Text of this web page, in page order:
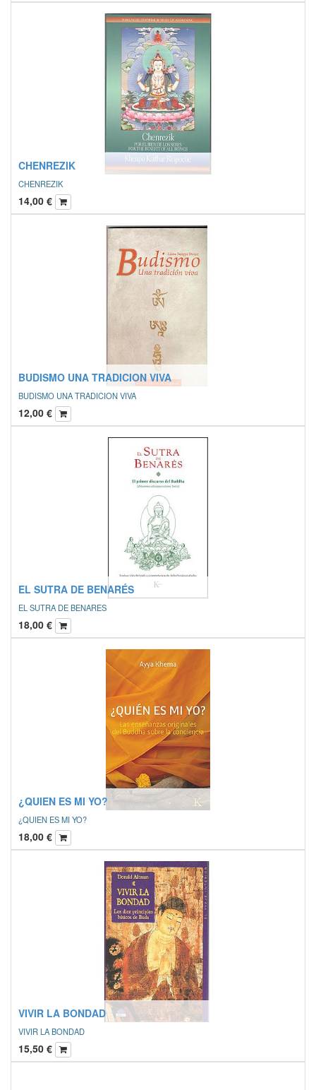
CHENREZIK
CHENREZIK
14,00 €
BUDISMO UNA TRADICION VIVA
BUDISMO UNA TRADICION VIVA
12,00 €
EL SUTRA DE BENARÉS
EL SUTRA DE BENARES
18,00 €
¿QUIEN ES MI YO?
¿QUIEN ES MI YO?
18,00 €
VIVIR LA BONDAD
VIVIR LA BONDAD
15,50 €